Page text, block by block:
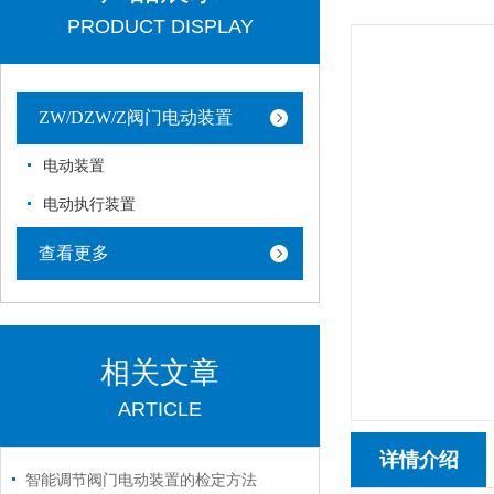
PRODUCT DISPLAY
ZW/DZW/Z阀门电动装置
电动装置
电动执行装置
查看更多
相关文章
ARTICLE
智能调节阀门电动装置的检定方法
详情介绍